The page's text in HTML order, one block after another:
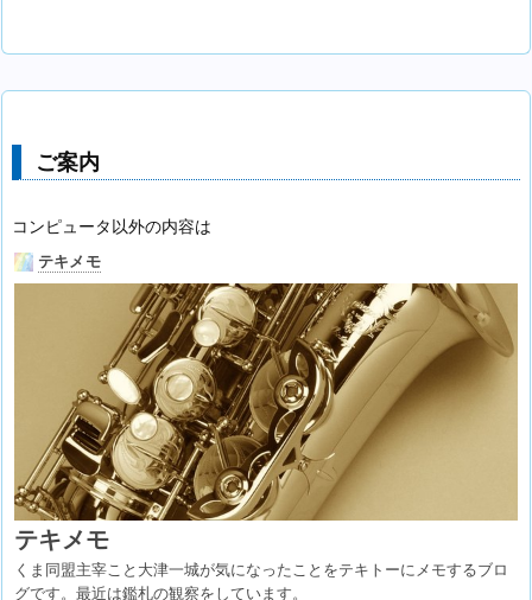
ご案内
コンピュータ以外の内容は